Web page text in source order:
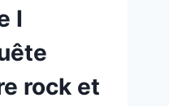
I
rock et